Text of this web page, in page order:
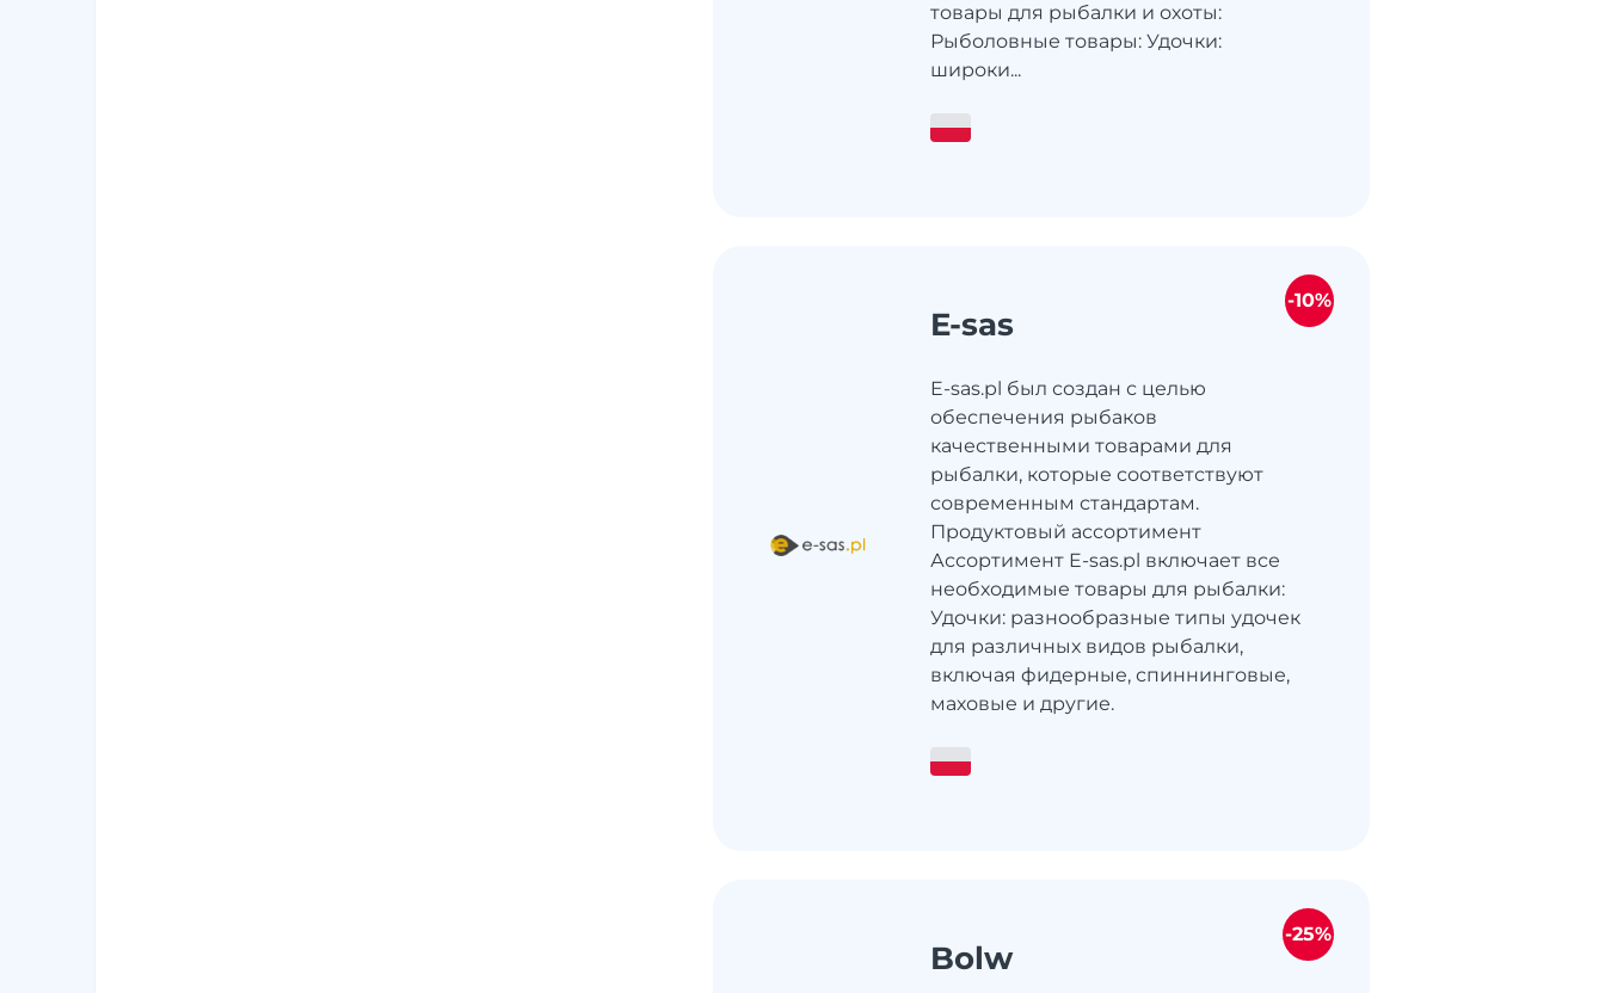
товары для рыбалки и охоты:
Рыболовные товары: Удочки:
широки...
E-sas
E-sas.pl был создан с целью
обеспечения рыбаков
качественными товарами для
рыбалки, которые соответствуют
современным стандартам.
Продуктовый ассортимент
Ассортимент E-sas.pl включает все
необходимые товары для рыбалки:
Удочки: разнообразные типы удочек
для различных видов рыбалки,
включая фидерные, спиннинговые,
маховые и другие.
-10%
Bolw
-25%